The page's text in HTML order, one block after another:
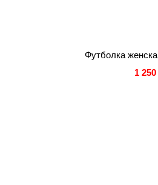
Футболка
1 250